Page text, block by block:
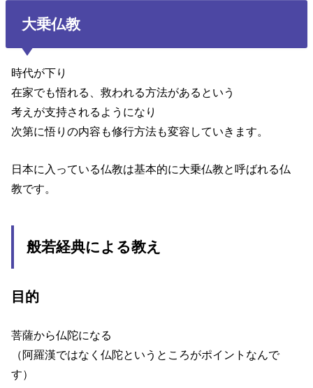
大乗仏教
時代が下り
在家でも悟れる、救われる方法があるという
考えが支持されるようになり
次第に悟りの内容も修行方法も変容していきます。
日本に入っている仏教は基本的に大乗仏教と呼ばれる仏
教です。
般若経典による教え
目的
菩薩から仏陀になる
（阿羅漢ではなく仏陀というところがポイントなんで
す）